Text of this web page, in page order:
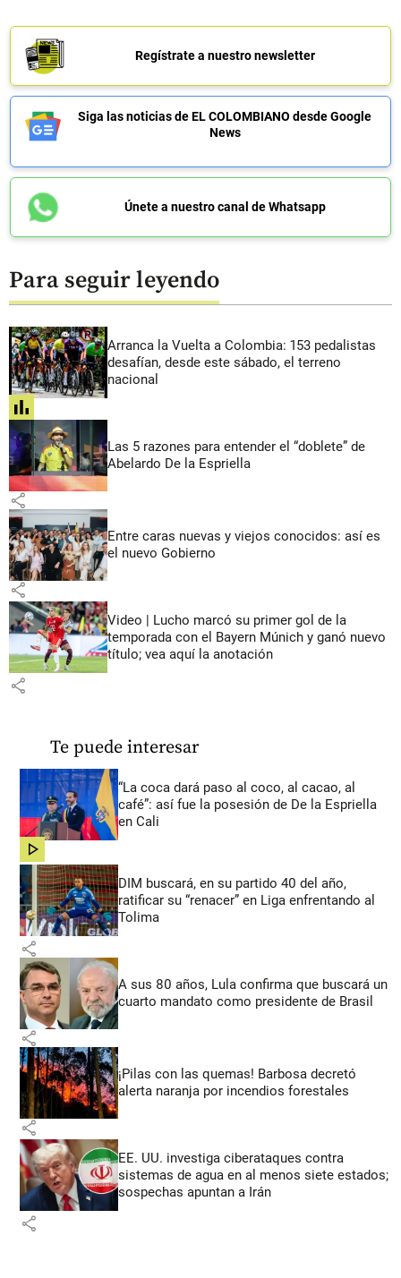
Regístrate a nuestro newsletter
Siga las noticias de EL COLOMBIANO desde Google
News
Únete a nuestro canal de Whatsapp
Para seguir leyendo
Arranca la Vuelta a Colombia: 153 pedalistas
desafían, desde este sábado, el terreno
nacional
share
Las 5 razones para entender el “doblete” de
Abelardo De la Espriella
share
Entre caras nuevas y viejos conocidos: así es
el nuevo Gobierno
share
Video | Lucho marcó su primer gol de la
temporada con el Bayern Múnich y ganó nuevo
título; vea aquí la anotación
share
Te puede interesar
“La coca dará paso al coco, al cacao, al
café”: así fue la posesión de De la Espriella
en Cali
share
DIM buscará, en su partido 40 del año,
ratificar su “renacer” en Liga enfrentando al
Tolima
share
A sus 80 años, Lula confirma que buscará un
cuarto mandato como presidente de Brasil
share
¡Pilas con las quemas! Barbosa decretó
alerta naranja por incendios forestales
share
EE. UU. investiga ciberataques contra
sistemas de agua en al menos siete estados;
sospechas apuntan a Irán
share